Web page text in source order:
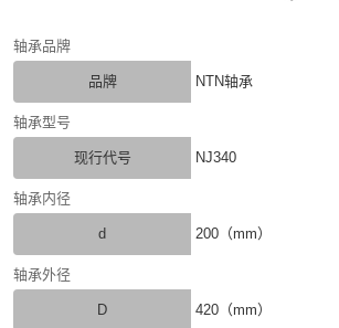
轴承品牌
品牌 NTN轴承
轴承型号
现行代号 NJ340
轴承内径
d 200（mm）
轴承外径
D 420（mm）